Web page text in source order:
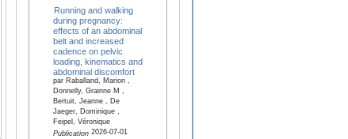
Running and walking
during pregnancy:
effects of an abdominal
belt and increased
cadence on pelvic
loading, kinematics and
abdominal discomfort
par Raballand, Marion ,
Donnelly, Grainne M ,
Bertuit, Jeanne , De
Jaeger, Dominique ,
Feipel, Véronique
Publication2026-07-01